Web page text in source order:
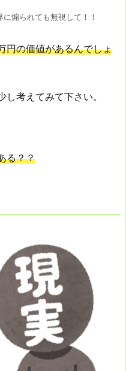
煽られても無視して！！
円の価値があるんでしょ
考えてみて下さい。
る？？